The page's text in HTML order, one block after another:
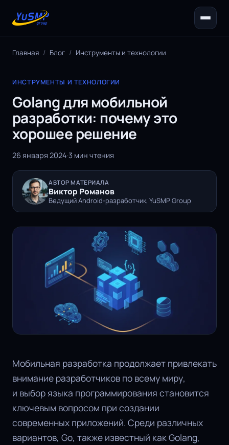
Главная / Блог / Инструменты и технологии
ИНСТРУМЕНТЫ И ТЕХНОЛОГИИ
Golang для мобильной
разработки: почему это
хорошее решение
26 января 2024·3 мин чтения
АВТОР МАТЕРИАЛА
Виктор Романов
Ведущий Android-разработчик, YuSMP Group
Мобильная разработка продолжает привлекать
внимание разработчиков по всему миру,
и выбор языка программирования становится
ключевым вопросом при создании
современных приложений. Среди различных
вариантов, Go, также известный как Golang,